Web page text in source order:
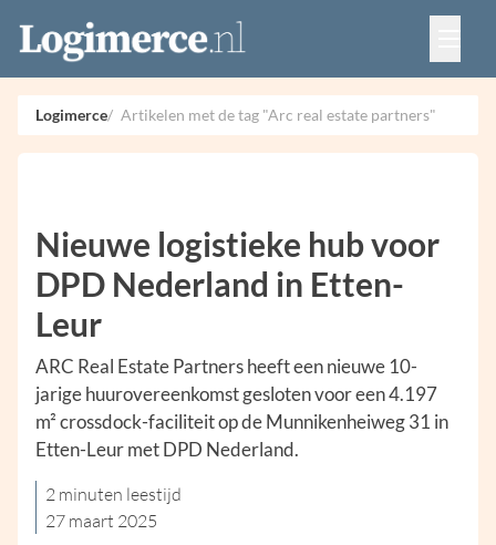
Vacatures
Events
Adverteren
Partners
Logimerce Artikelen met de tag "Arc real estate partners"
Nieuwe logistieke hub voor
DPD Nederland in Etten-
Leur
ARC Real Estate Partners heeft een nieuwe 10-
jarige huurovereenkomst gesloten voor een 4.197
m² crossdock-faciliteit op de Munnikenheiweg 31 in
Etten-Leur met DPD Nederland.
2 minuten leestijd
27 maart 2025